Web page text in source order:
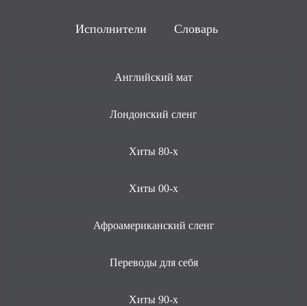
Исполнители Словарь
Английский мат
Лондонский сленг
Хиты 80-х
Хиты 00-х
Афроамериканский сленг
Переводы для себя
Хиты 90-х